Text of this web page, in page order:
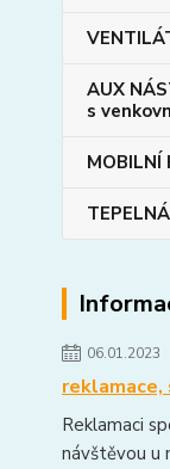
AUX
s
MOBILNÍ
06.01.2023
reklamace,
Reklamaci
návštěvou u